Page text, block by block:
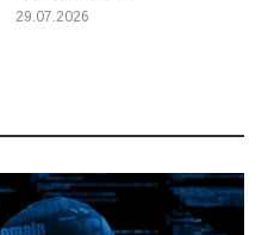
29.07.2026